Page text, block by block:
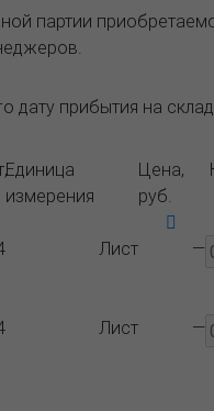
партии
дату прибытия на
Единица
измерения
Цена,
руб.
Лист —
Лист —